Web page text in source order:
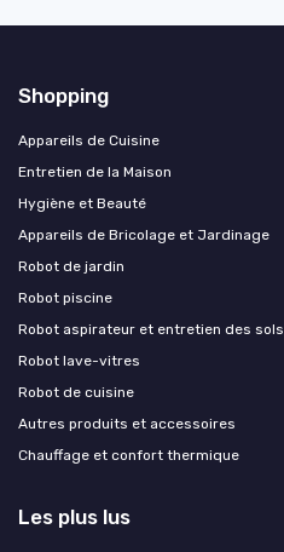
Shopping
Appareils de Cuisine
Entretien de la Maison
Hygiène et Beauté
Appareils de Bricolage et Jardinage
Robot de jardin
Robot piscine
Robot aspirateur et entretien des sols
Robot lave-vitres
Robot de cuisine
Autres produits et accessoires
Chauffage et confort thermique
Les plus lus